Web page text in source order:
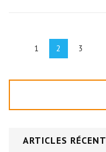
Pagination
publications
Page
1 Page
2 Page
3
ARTICLES